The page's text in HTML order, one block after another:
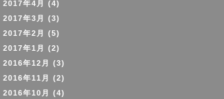
2017年4月
(4)
2017年3月
(3)
2017年2月
(5)
2017年1月
(2)
2016年12月
(3)
2016年11月
(2)
2016年10月
(4)